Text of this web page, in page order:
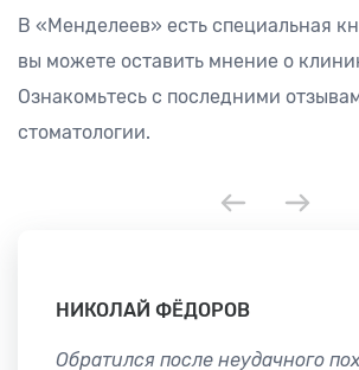
В «Менделеев» есть специальная
вы можете оставить мнение о
Ознакомьтесь с последними
стоматологии.
НИКОЛАЙ ФЁДОРОВ
Обратился после неудачного